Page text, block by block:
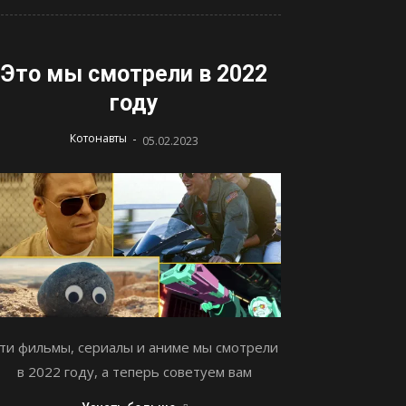
Это мы смотрели в 2022
году
Котонавты - 05.02.2023
фильмы, сериалы и аниме мы смотрели
в 2022 году, а теперь советуем вам